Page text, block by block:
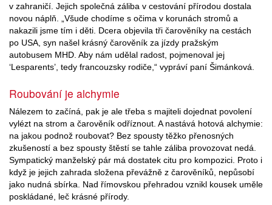
v zahraničí. Jejich společná záliba v cestování přírodou dostala
novou náplň. „Všude chodíme s očima v korunách stromů a
nakazili jsme tím i děti. Dcera objevila tři čarověníky na cestách
po USA, syn našel krásný čarověník za jízdy pražským
autobusem MHD. Aby nám udělal radost, pojmenoval jej
‘Lesparents’, tedy francouzsky rodiče,“ vypráví paní Šimánková.
Roubování je alchymie
Nálezem to začíná, pak je ale třeba s majiteli dojednat povolení
vylézt na strom a čarověník odříznout. A nastává hotová alchymie:
na jakou podnož roubovat? Bez spousty těžko přenosných
zkušeností a bez spousty štěstí se tahle záliba provozovat nedá.
Sympatický manželský pár má dostatek citu pro kompozici. Proto i
když je jejich zahrada složena převážně z čarověníků, nepůsobí
jako nudná sbírka. Nad římovskou přehradou vznikl kousek uměle
poskládané, leč krásné přírody.